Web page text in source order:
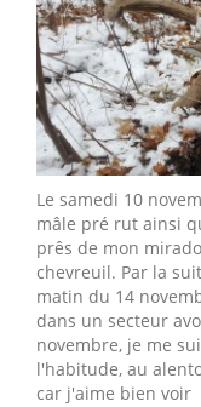
Le samedi 10
mâle pré rut ainsi
prês de mon
chevreuil. Par la
matin du 14
dans un secteur
novembre, je me
l'habitude, au
car j'aime bien voir